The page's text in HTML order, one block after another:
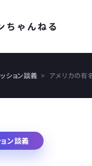
ション談義 アメリカの有
ン談義